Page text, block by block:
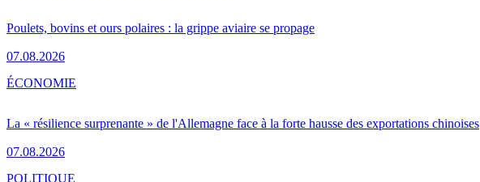
Poulets, bovins et ours polaires : la grippe aviaire se propage
07.08.2026
La « résilience surprenante » de l'Allemagne face à la forte hausse des exportations chinoises
07.08.2026
ÉCONOMIE
POLITIQUE